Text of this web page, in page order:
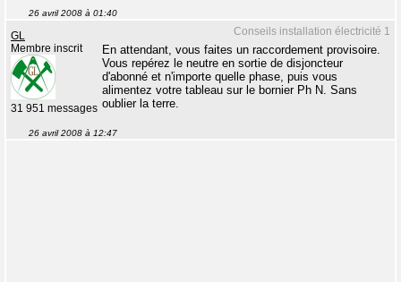
26 avril 2008 à 01:40
Conseils installation électricité 1
GL
Membre inscrit
31 951 messages
En attendant, vous faites un raccordement provisoire.
Vous repérez le neutre en sortie de disjoncteur
d'abonné et n'importe quelle phase, puis vous
alimentez votre tableau sur le bornier Ph N. Sans
oublier la terre.
26 avril 2008 à 12:47